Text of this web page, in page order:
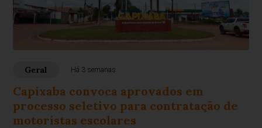
Geral Há 3 semanas
Capixaba convoca aprovados em
processo seletivo para contratação de
motoristas escolares